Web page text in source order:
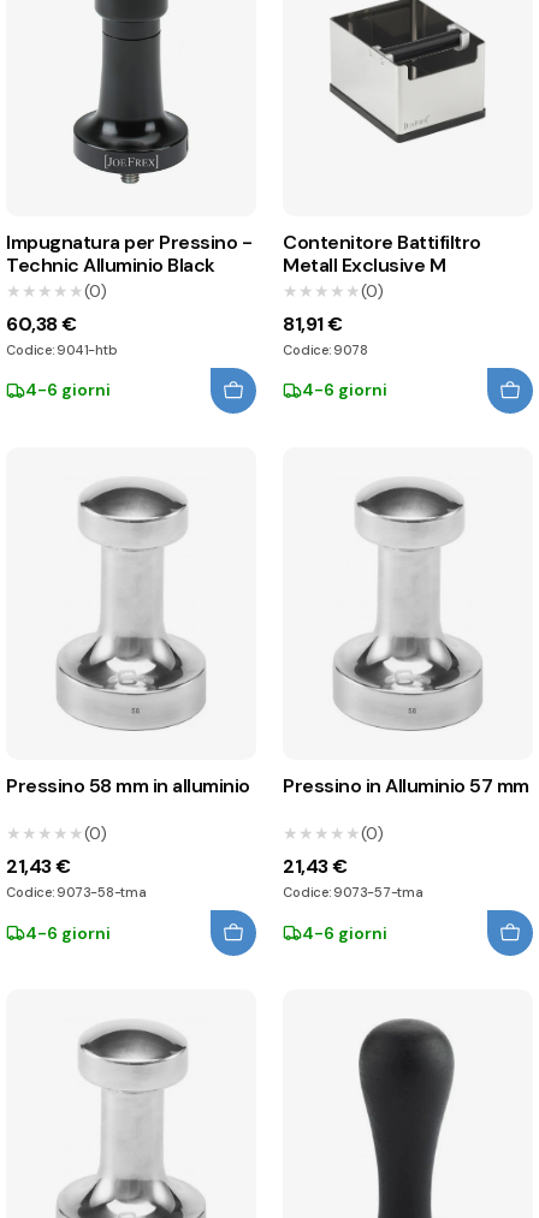
Impugnatura per Pressino -
Technic Alluminio Black
★★★★★
★★★★★(0)
60,38 €
Codice: 9041-htb
4-6 giorni
Contenitore Battifiltro
Metall Exclusive M
★★★★★
★★★★★(0)
81,91 €
Codice: 9078
4-6 giorni
Pressino 58 mm in alluminio
★★★★★
★★★★★(0)
21,43 €
Codice: 9073-58-tma
4-6 giorni
Pressino in Alluminio 57 mm
★★★★★
★★★★★(0)
21,43 €
Codice: 9073-57-tma
4-6 giorni